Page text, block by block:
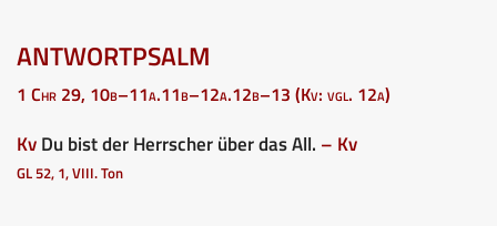
ANTWORTPSALM
1 Chr 29, 10b–11a.11b–12a.12b–13 (Kv: vgl. 12a)
KvDu bist der Herrscher über das All. – Kv
GL 52, 1, VIII. Ton